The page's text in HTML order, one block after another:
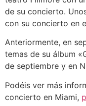
de su concierto.
con su concierto en
Anteriormente, en
temas de su álbum
de septiembre y en
Podéis ver más
concierto en Miami,